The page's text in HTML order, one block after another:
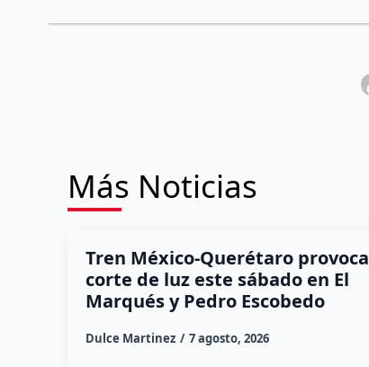
Más Noticias
Tren México-Querétaro provoca
corte de luz este sábado en El
Marqués y Pedro Escobedo
Dulce Martinez 7 agosto, 2026